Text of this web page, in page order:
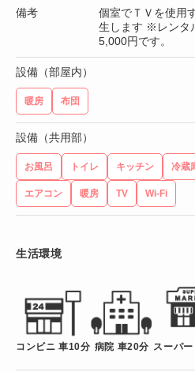
備考
個室でＴＶを使用
生します ※レンタ
5,000円です。
設備（部屋内）
暖房 布団
設備（共用部）
お風呂 トイレ キッチン 冷蔵
エアコン 暖房 TV Wi-Fi
生活環境
コンビニ 車10分 病院 車20分 スーパ